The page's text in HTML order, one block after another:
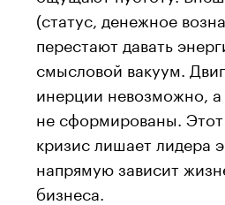
(статус, денежное
перестают давать
смысловой вакуум.
инерции невозможно,
не сформированы.
кризис лишает лидера
напрямую зависит
бизнеса.